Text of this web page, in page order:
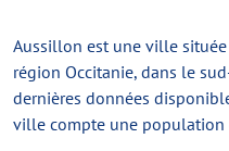
Aussillon est une ville
région Occitanie, dans le
dernières données
ville compte une population